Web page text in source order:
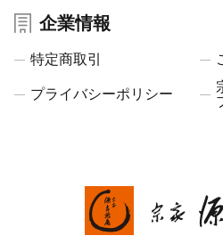
企業情報
特定商取引
プライバシーポリシー